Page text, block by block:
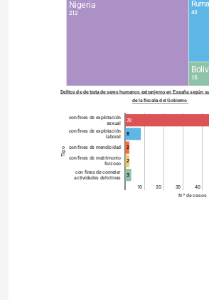
Nigeria
212 43
15
Delitos de de trata de seres humanos extranjeros en España según
de la fiscalía del Gobierno
con fines de explotación
sexual
con fines de explotación
laboral
con fines de mendicidad
con fines de matrimonio
forzoso
con fines de cometer
actividades delictivas
10 20 30 40
70
8
2
2
3
Tipo
Nº de casos